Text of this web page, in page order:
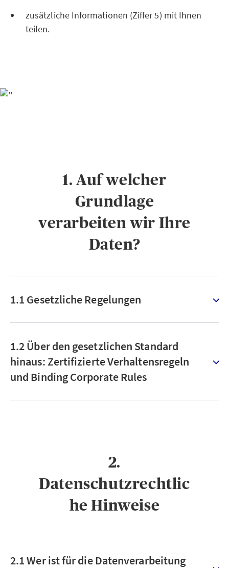
zusätzliche Informationen (Ziffer 5) mit Ihnen
teilen.
1. Auf welcher
Grundlage
verarbeiten wir Ihre
Daten?
1.1 Gesetzliche Regelungen
1.2 Über den gesetzlichen Standard
hinaus: Zertifizierte Verhaltensregeln
und Binding Corporate Rules
2.
Datenschutzrechtlic
he Hinweise
2.1 Wer ist für die Datenverarbeitung